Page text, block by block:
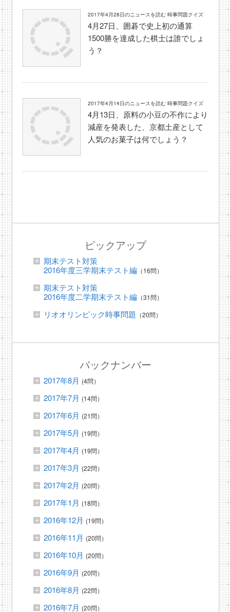
2017年4月28日のニュースを読む 時事問題クイズ
4月27日、囲碁で史上初の通算
1500勝を達成した棋士は誰でしょ
う？
2017年4月14日のニュースを読む 時事問題クイズ
4月13日、原料の小豆の不作により
減産を発表した、京都土産として
人気のお菓子は何でしょう？
ピックアップ
期末テスト対策
2016年度三学期末テスト編（16問）
期末テスト対策
2016年度二学期末テスト編（31問）
リオオリンピック時事問題 （20問）
バックナンバー
2017年8月 (4問）
2017年7月 (14問）
2017年6月 (21問）
2017年5月 (19問）
2017年4月 (19問）
2017年3月 (22問）
2017年2月 (20問）
2017年1月 (18問）
2016年12月 (19問）
2016年11月 (20問）
2016年10月 (20問）
2016年9月 (20問）
2016年8月 (22問）
2016年7月 (20問）